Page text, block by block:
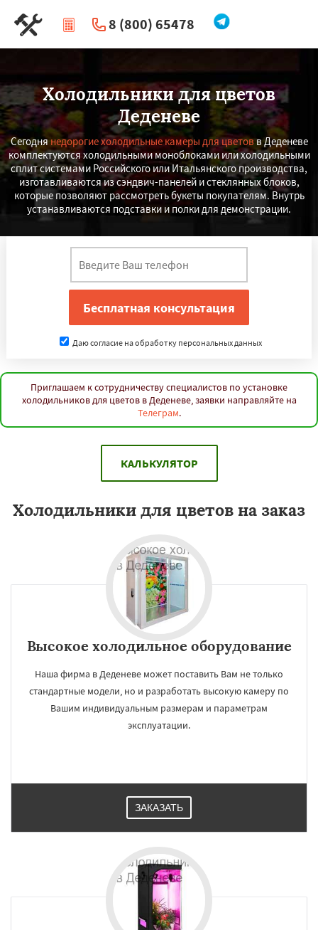
8 (800) 65478
| Перезвоните мне
Холодильники для цветов
Деденеве
Сегоднянедорогие холодильные камеры для цветовв Деденеве
комплектуются холодильными моноблоками или холодильными
сплит системами Российского или Итальянского производства,
изготавливаются из сэндвич-панелей и стеклянных блоков,
которые позволяют рассмотреть букеты покупателям. Внутрь
устанавливаются подставки и полки для демонстрации.
Даю согласие на обработку персональных данных
Приглашаем к сотрудничеству специалистов по установке
холодильников для цветов в Деденеве, заявки направляйте на
Телеграм.
КАЛЬКУЛЯТОР
Холодильники для цветов на заказ
Высокое холодильное оборудование
Наша фирма в Деденеве может поставить Вам не только
стандартные модели, но и разработать высокую камеру по
Вашим индивидуальным размерам и параметрам
эксплуатации.
ЗАКАЗАТЬ